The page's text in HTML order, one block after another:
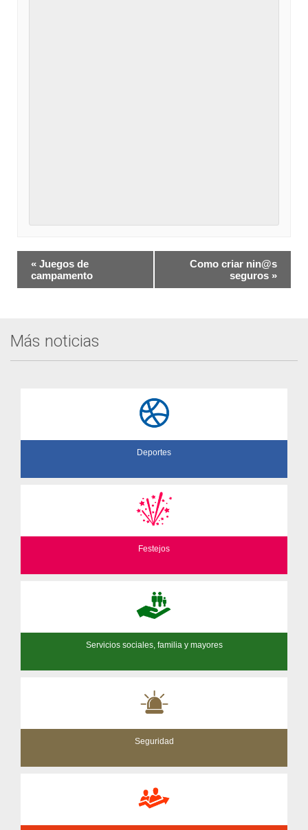
Navegación
del
« Juegos de
campamento
Como criar nin@s
seguros »
Más noticias
Deportes
Festejos
Servicios sociales, familia y mayores
Seguridad